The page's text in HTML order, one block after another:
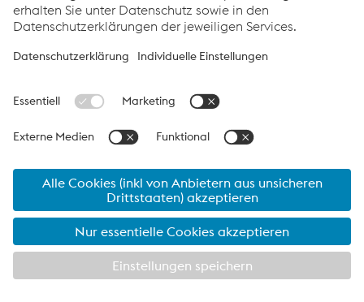
voestalpine skygate ist das neue Wahrzeichen von
in Schladming. Insgesamt wurden 130 Tonnen Stahl für
ist damit auch ein eindrucksvolles Beispiel für die
Möglichkeiten des Werkstoffs Stahl. 45.000 LEDs sorgen
Kontakt